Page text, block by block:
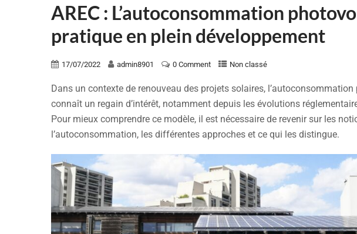
AREC : L’autoconsommation
pratique en plein développement
17/07/2022 admin8901 0 Comment Non classé
Dans un contexte de renouveau des projets solaires,
connaît un regain d’intérêt, notamment depuis les évolutions
Pour mieux comprendre ce modèle, il est nécessaire de revenir sur les
l’autoconsommation, les différentes approches et ce qui les distingue.